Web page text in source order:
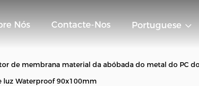
Nós Contacte-Nos Portuguese
de membrana material da abóbada do metal do PC do
luz Waterproof 90x100mm